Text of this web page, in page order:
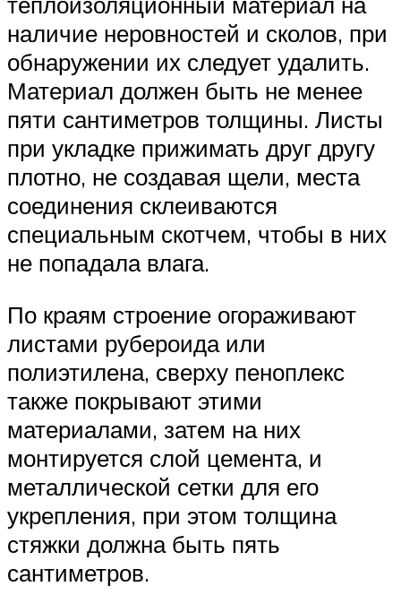
наличие неровностей и сколов, при
обнаружении их следует удалить.
Материал должен быть не менее
пяти сантиметров толщины. Листы
при укладке прижимать друг другу
плотно, не создавая щели, места
соединения склеиваются
специальным скотчем, чтобы в них
не попадала влага.
По краям строение огораживают
листами рубероида или
полиэтилена, сверху пеноплекс
также покрывают этими
материалами, затем на них
монтируется слой цемента, и
металлической сетки для его
укрепления, при этом толщина
стяжки должна быть пять
сантиметров.